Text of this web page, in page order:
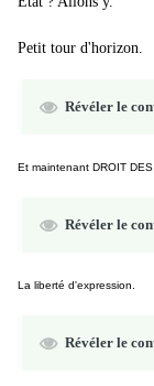
Petit tour d'horizon.
Révéler le
Et maintenant DROIT
Révéler le
La liberté d'expression.
Révéler le